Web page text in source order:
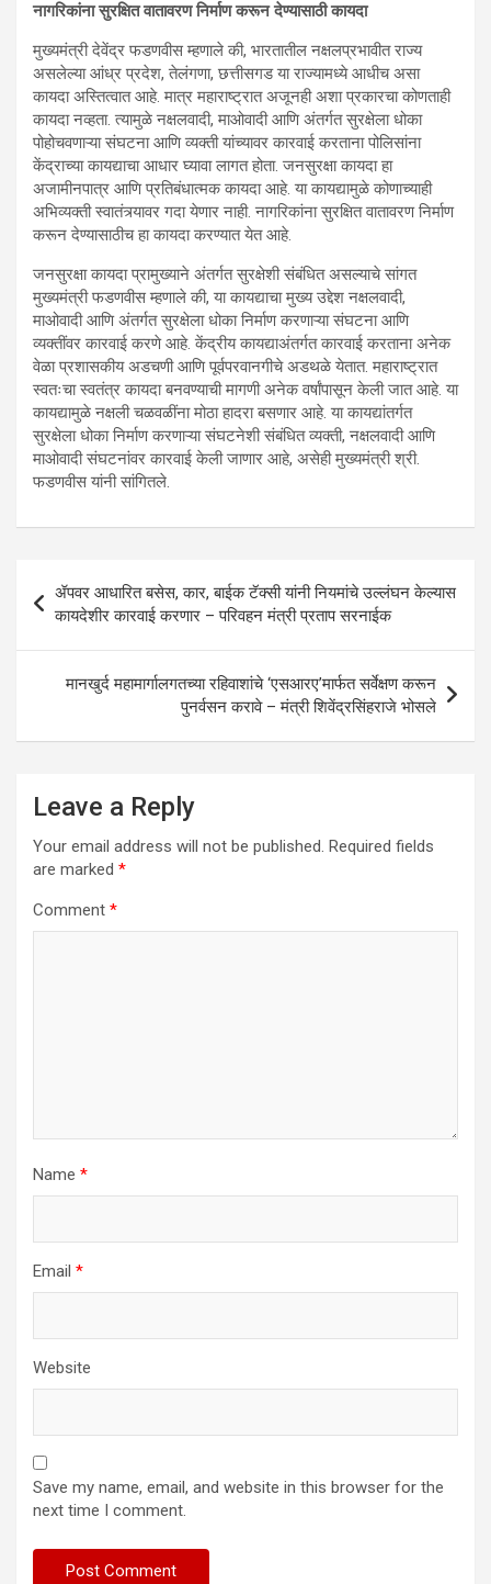
नागरिकांना सुरक्षित वातावरण निर्माण करून देण्यासाठी कायदा
मुख्यमंत्री देवेंद्र फडणवीस म्हणाले की, भारतातील नक्षलप्रभावीत राज्य
असलेल्या आंध्र प्रदेश, तेलंगणा, छत्तीसगड या राज्यामध्ये आधीच असा
कायदा अस्तित्वात आहे. मात्र महाराष्ट्रात अजूनही अशा प्रकारचा कोणताही
कायदा नव्हता. त्यामुळे नक्षलवादी, माओवादी आणि अंतर्गत सुरक्षेला धोका
पोहोचवणाऱ्या संघटना आणि व्यक्ती यांच्यावर कारवाई करताना पोलिसांना
केंद्राच्या कायद्याचा आधार घ्यावा लागत होता. जनसुरक्षा कायदा हा
अजामीनपात्र आणि प्रतिबंधात्मक कायदा आहे. या कायद्यामुळे कोणाच्याही
अभिव्यक्ती स्वातंत्र्यावर गदा येणार नाही. नागरिकांना सुरक्षित वातावरण निर्माण
करून देण्यासाठीच हा कायदा करण्यात येत आहे.
जनसुरक्षा कायदा प्रामुख्याने अंतर्गत सुरक्षेशी संबंधित असल्याचे सांगत
मुख्यमंत्री फडणवीस म्हणाले की, या कायद्याचा मुख्य उद्देश नक्षलवादी,
माओवादी आणि अंतर्गत सुरक्षेला धोका निर्माण करणाऱ्या संघटना आणि
व्यक्तींवर कारवाई करणे आहे. केंद्रीय कायद्याअंतर्गत कारवाई करताना अनेक
वेळा प्रशासकीय अडचणी आणि पूर्वपरवानगीचे अडथळे येतात. महाराष्ट्रात
स्वतःचा स्वतंत्र कायदा बनवण्याची मागणी अनेक वर्षांपासून केली जात आहे. या
कायद्यामुळे नक्षली चळवळींना मोठा हादरा बसणार आहे. या कायद्यांतर्गत
सुरक्षेला धोका निर्माण करणाऱ्या संघटनेशी संबंधित व्यक्ती, नक्षलवादी आणि
माओवादी संघटनांवर कारवाई केली जाणार आहे, असेही मुख्यमंत्री श्री.
फडणवीस यांनी सांगितले.
Post
navigation
ॲपवर आधारित बसेस, कार, बाईक टॅक्सी यांनी नियमांचे उल्लंघन केल्यास
कायदेशीर कारवाई करणार – परिवहन मंत्री प्रताप सरनाईक
मानखुर्द महामार्गालगतच्या रहिवाशांचे ‘एसआरए’मार्फत सर्वेक्षण करून
पुनर्वसन करावे – मंत्री शिवेंद्रसिंहराजे भोसले
Leave a Reply
Your email address will not be published. Required fields
are marked *
Comment *
Name *
Email *
Website
Save my name, email, and website in this browser for the
next time I comment.